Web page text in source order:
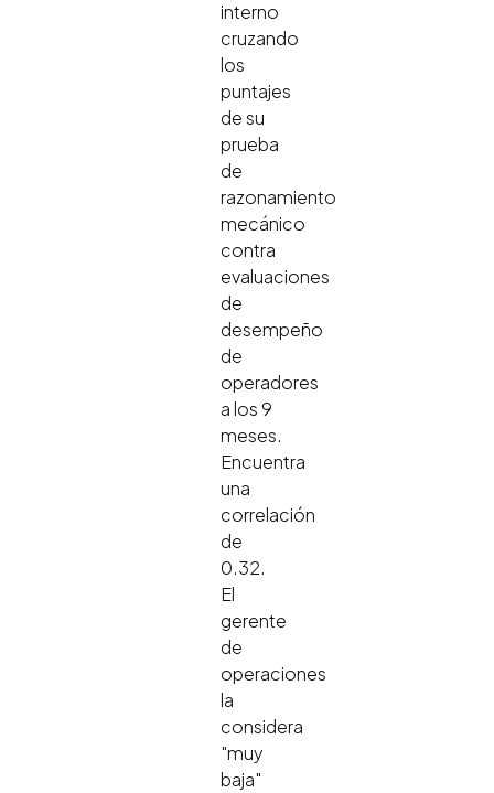
interno
cruzando
los
puntajes
de su
prueba
de
razonamiento
mecánico
contra
evaluaciones
de
desempeño
de
operadores
a los 9
meses.
Encuentra
una
correlación
de
0.32.
El
gerente
de
operaciones
la
considera
"muy
baja"